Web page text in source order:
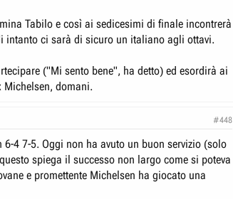
Tabilo e così ai sedicesimi di finale incontrerà
intanto ci sarà di sicuro un italiano agli ottavi.
("Mi sento bene", ha detto) ed esordirà ai
Michelsen, domani.
#448
6-4 7-5. Oggi non ha avuto un buon servizio (solo
spiega il successo non largo come si poteva
e promettente Michelsen ha giocato una